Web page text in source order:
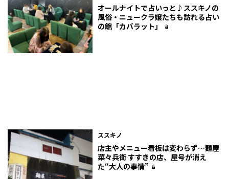
オールナイトで占いっと♪ススキノの
風俗・ニュークラ嬢たちも訪れる占い
の館「カバラット」
ススキノ
店主やメニュー看板は変わらず…麺屋
菜々兵衛 すすきの店、屋号が消え
た“大人の事情”